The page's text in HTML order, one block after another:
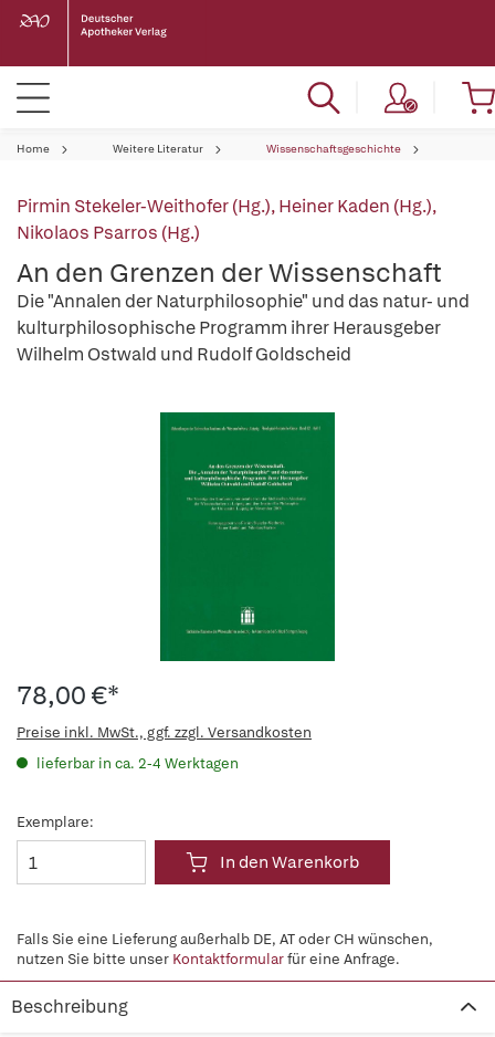
Home Weitere Literatur Wissenschaftsgeschichte
Pirmin Stekeler-Weithofer (Hg.),Heiner Kaden (Hg.),
Nikolaos Psarros (Hg.)
An den Grenzen der Wissenschaft
Die "Annalen der Naturphilosophie" und das natur- und
kulturphilosophische Programm ihrer Herausgeber
Wilhelm Ostwald und Rudolf Goldscheid
78,00 €*
Preise inkl. MwSt., ggf. zzgl. Versandkosten
lieferbar in ca. 2-4 Werktagen
Exemplare:
In den Warenkorb
Falls Sie eine Lieferung außerhalb DE, AT oder CH wünschen,
nutzen Sie bitte unser Kontaktformularfür eine Anfrage.
Beschreibung